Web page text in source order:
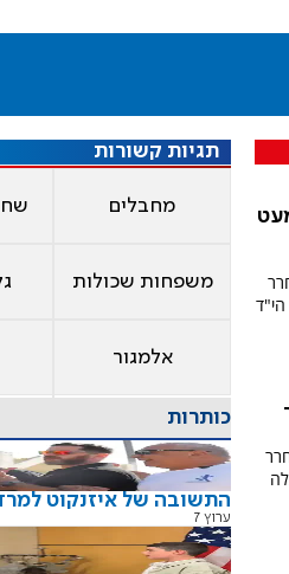
הי"ד
תגיות קשורות
מחבלים
משפחות שכולות
אלמגור
כותרות
התשובה של איזנקוט
ערוץ 7